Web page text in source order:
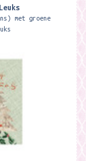
met groene